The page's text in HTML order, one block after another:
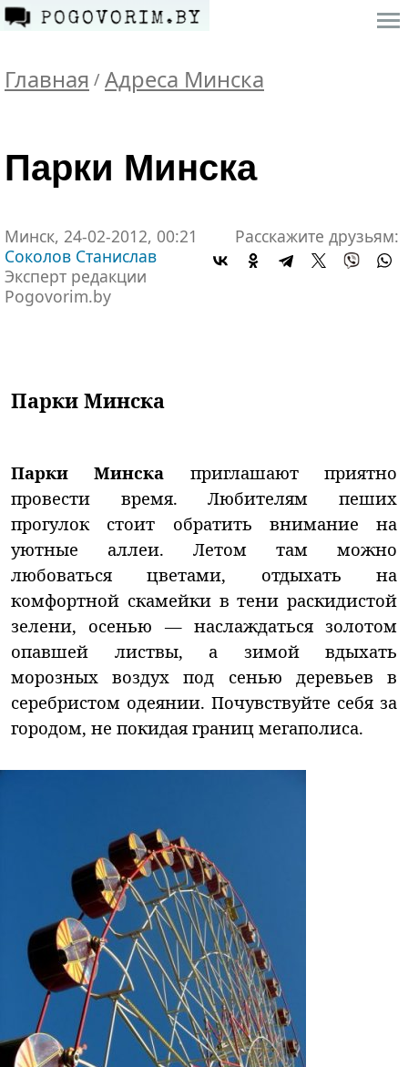
Главная / Адреса Минска
Парки Минска
Минск, 24-02-2012, 00:21
Соколов Станислав
Эксперт редакции
Pogovorim.by
Расскажите друзьям:
Парки Минска
Парки Минска приглашают приятно
провести время. Любителям пеших
прогулок стоит обратить внимание на
уютные аллеи. Летом там можно
любоваться цветами, отдыхать на
комфортной скамейки в тени раскидистой
зелени, осенью — наслаждаться золотом
опавшей листвы, а зимой вдыхать
морозных воздух под сенью деревьев в
серебристом одеянии. Почувствуйте себя за
городом, не покидая границ мегаполиса.